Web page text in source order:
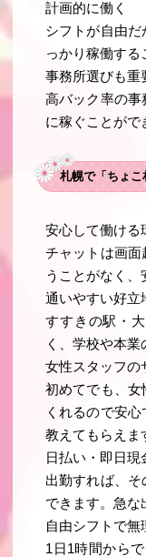
計画的に働く
シフトが自由だ
っかり稼働する
事務所選びも重
高バック率の事
に稼ぐことがで
札幌で「ちょこ
安心して働ける
チャットは画面
うことがなく、
通いやすい好立
すすきの駅・
く、学校や本業
女性スタッフの
初めてでも、女
くれるので安
教えてもらえま
日払い・即日現
出勤すれば、そ
できます。急な
自由シフトで無
1日1時間から